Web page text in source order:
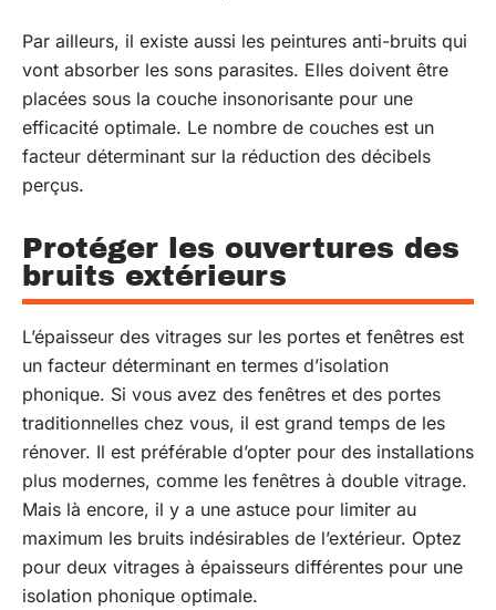
Par ailleurs, il existe aussi les peintures anti-bruits qui
vont absorber les sons parasites. Elles doivent être
placées sous la couche insonorisante pour une
efficacité optimale. Le nombre de couches est un
facteur déterminant sur la réduction des décibels
perçus.
Protéger les ouvertures des
bruits extérieurs
L’épaisseur des vitrages sur les portes et fenêtres est
un facteur déterminant en termes d’isolation
phonique. Si vous avez des fenêtres et des portes
traditionnelles chez vous, il est grand temps de les
rénover. Il est préférable d’opter pour des installations
plus modernes, comme les fenêtres à double vitrage.
Mais là encore, il y a une astuce pour limiter au
maximum les bruits indésirables de l’extérieur. Optez
pour deux vitrages à épaisseurs différentes pour une
isolation phonique optimale.